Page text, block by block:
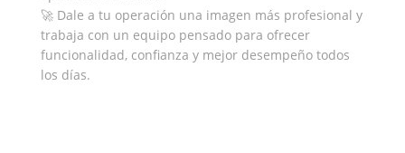
🚀 Dale a tu operación una imagen más profesional y
trabaja con un equipo pensado para ofrecer
funcionalidad, confianza y mejor desempeño todos
los días.